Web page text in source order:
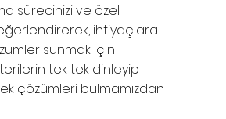
sürecinizi ve özel
ihtiyaçlara
sunmak için
tek tek dinleyip
çözümleri bulmamızdan